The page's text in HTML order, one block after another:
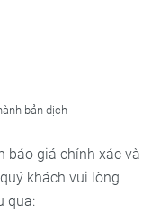
bản dịch
báo giá chính xác và
khách vui lòng
qua: